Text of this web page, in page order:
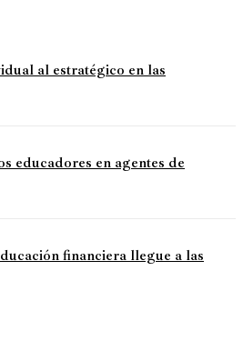
al estratégico en las
educadores en agentes de
financiera llegue a las